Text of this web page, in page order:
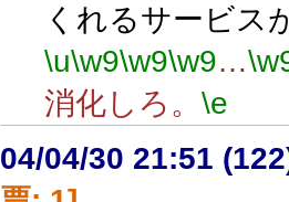
くれるサービス
\u\w9\w9\w9…
消化しろ。 \e
04/04/30 21:51